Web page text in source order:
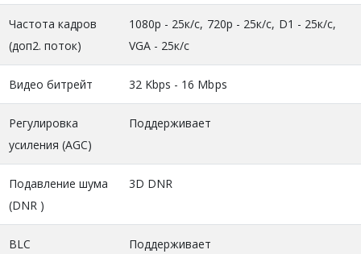
Частота кадров
(доп2. поток)
1080р - 25к/с, 720р - 25к/с, D1 - 25к/c,
VGA - 25к/с
Видео битрейт 32 Kbps - 16 Mbps
Регулировка
усиления (AGC)
Поддерживает
Подавление шума
(DNR )
3D DNR
BLC Поддерживает